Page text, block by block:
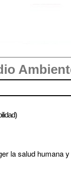
la salud humana